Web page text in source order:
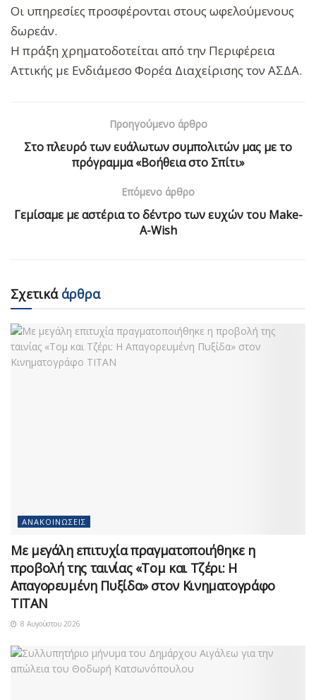
Οι υπηρεσίες προσφέρονται στους ωφελούμενους
δωρεάν.
Η πράξη χρηματοδοτείται από την Περιφέρεια
Αττικής με Ενδιάμεσο Φορέα Διαχείρισης τον ΑΣΔΑ.
Προηγούμενο άρθρο
Στο πλευρό των ευάλωτων συμπολιτών μας με το
πρόγραμμα «Βοήθεια στο Σπίτι»
Επόμενο άρθρο
Γεμίσαμε με αστέρια το δέντρο των ευχών του Make-
A-Wish
Σχετικάάρθρα
ΑΝΑΚΟΙΝΏΣΕΙΣ
Με μεγάλη επιτυχία πραγματοποιήθηκε η
προβολή της ταινίας «Τομ και Τζέρι: Η
Απαγορευμένη Πυξίδα» στον Κινηματογράφο
ΤΙΤΑΝ
8 Αυγούστου 2026